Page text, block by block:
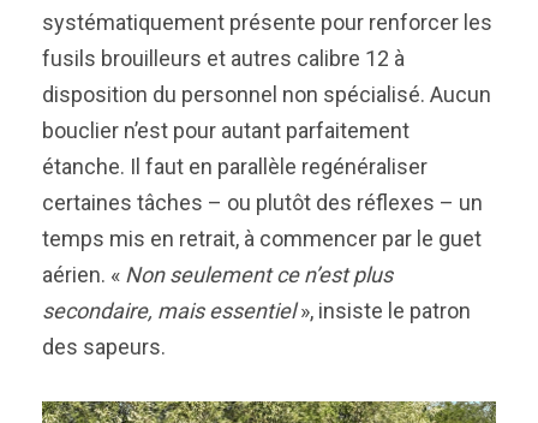
systématiquement présente pour renforcer les
fusils brouilleurs et autres calibre 12 à
disposition du personnel non spécialisé. Aucun
bouclier n’est pour autant parfaitement
étanche. Il faut en parallèle regénéraliser
certaines tâches – ou plutôt des réflexes – un
temps mis en retrait, à commencer par le guet
aérien. « Non seulement ce n’est plus
secondaire, mais essentiel», insiste le patron
des sapeurs.